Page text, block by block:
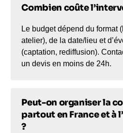
check‑lists, grilles de
Combien coûte
Le budget dépend du format
atelier), de la date/lieu et
(captation, rediffusion).
un devis en moins de 24h.
Peut-on organiser la
partout en France et à
?